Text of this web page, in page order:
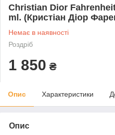
Christian Dior
ml. (Кристіан Діор
Немає в наявності
Роздріб
1 850 ₴
Опис Характеристики
Опис